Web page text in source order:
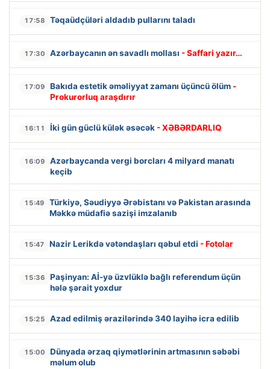
17:58 Təqaüdçüləri aldadıb pullarını taladı
17:30 Azərbaycanın ən savadlı mollası - Saffari yazır…
17:09 Bakıda estetik əməliyyat zamanı üçüncü ölüm -
Prokurorluq araşdırır
16:11 İki gün güclü külək əsəcək - XƏBƏRDARLIQ
16:09
Azərbaycanda vergi borcları 4 milyard manatı
keçib
15:49
Türkiyə, Səudiyyə Ərəbistanı və Pakistan arasında
Məkkə müdafiə sazişi imzalanıb
15:47 Nazir Lerikdə vətəndaşları qəbul etdi - Fotolar
15:36
Paşinyan: Aİ-yə üzvlüklə bağlı referendum üçün
hələ şərait yoxdur
15:25 Azad edilmiş ərazilərində 340 layihə icra edilib
15:00
Dünyada ərzaq qiymətlərinin artmasının səbəbi
məlum olub